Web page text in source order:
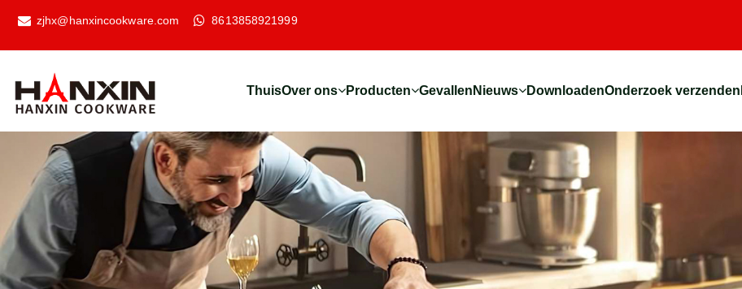
zjhx@hanxincookware.com 8613858921999
ThuisOver ons Producten Gevallen Nieuws DownloadenOnderzoek verzenden